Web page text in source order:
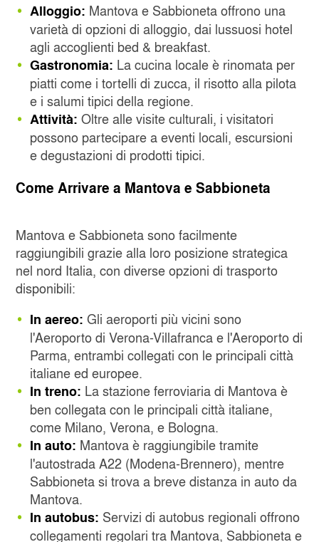
Alloggio: Mantova e Sabbioneta offrono una
varietà di opzioni di alloggio, dai lussuosi hotel
agli accoglienti bed & breakfast.
Gastronomia: La cucina locale è rinomata per
piatti come i tortelli di zucca, il risotto alla pilota
e i salumi tipici della regione.
Attività: Oltre alle visite culturali, i visitatori
possono partecipare a eventi locali, escursioni
e degustazioni di prodotti tipici.
Come Arrivare a Mantova e Sabbioneta
Mantova e Sabbioneta sono facilmente
raggiungibili grazie alla loro posizione strategica
nel nord Italia, con diverse opzioni di trasporto
disponibili:
In aereo: Gli aeroporti più vicini sono
l'Aeroporto di Verona-Villafranca e l'Aeroporto di
Parma, entrambi collegati con le principali città
italiane ed europee.
In treno: La stazione ferroviaria di Mantova è
ben collegata con le principali città italiane,
come Milano, Verona, e Bologna.
In auto: Mantova è raggiungibile tramite
l'autostrada A22 (Modena-Brennero), mentre
Sabbioneta si trova a breve distanza in auto da
Mantova.
In autobus: Servizi di autobus regionali offrono
collegamenti regolari tra Mantova, Sabbioneta e